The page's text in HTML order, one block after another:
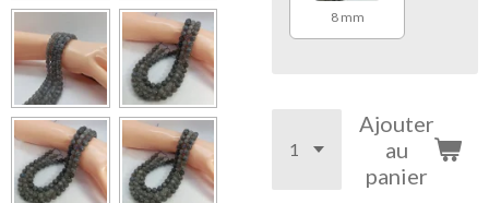
8 mm
Ajouter
au
panier